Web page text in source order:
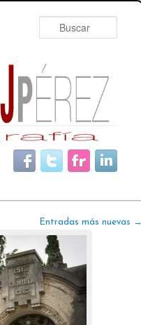
Entradas más nuevas